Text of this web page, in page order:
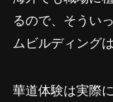
るので、そうい
ムビルディング
華道体験は実際